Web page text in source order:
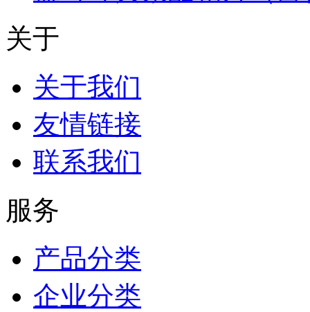
关于
关于我们
友情链接
联系我们
服务
产品分类
企业分类